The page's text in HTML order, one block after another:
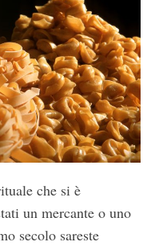
che si è
un mercante o uno
secolo sareste